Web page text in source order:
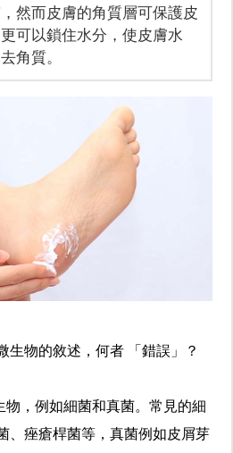
然而皮膚的角質層可保護皮
可以鎖住水分，使皮膚水
角質。
生物的敘述，何者 「錯誤」？
物，例如細菌和真菌。常見的細
、痤瘡桿菌等，真菌例如皮屑芽